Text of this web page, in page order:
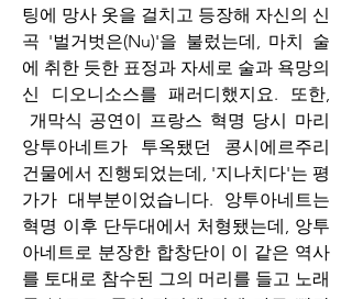
팅에 망사 옷을 걸치고 등장해 자신의 신
곡 '벌거벗은(Nu)'을 불렀는데, 마치 술
에 취한 듯한 표정과 자세로 술과 욕망의
신 디오니소스를 패러디했지요. 또한,
개막식 공연이 프랑스 혁명 당시 마리
앙투아네트가 투옥됐던 콩시에르주리
건물에서 진행되었는데, '지나치다'는 평
가가 대부분이었습니다. 앙투아네트는
혁명 이후 단두대에서 처형됐는데, 앙투
아네트로 분장한 합창단이 이 같은 역사
를 토대로 참수된 그의 머리를 들고 노래